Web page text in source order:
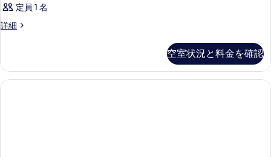
定員 1 名
詳細
客
細
空室状況と料金を確認